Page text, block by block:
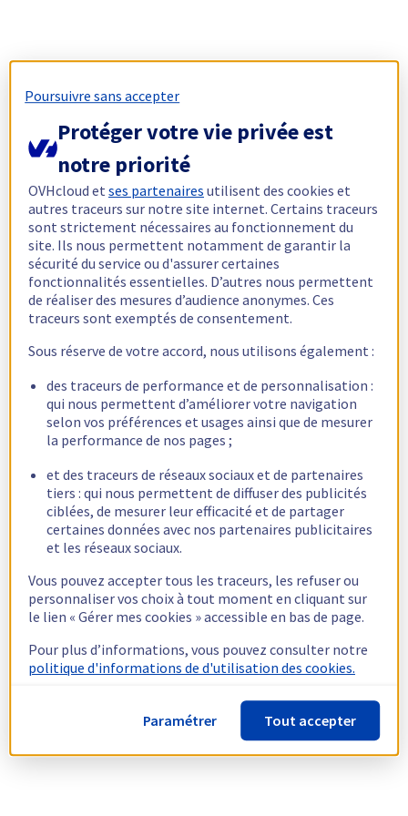
Poursuivre sans accepter
Protéger votre vie privée est
notre priorité
OVHcloud etses partenaires utilisent des cookies et
autres traceurs sur notre site internet. Certains traceurs
sont strictement nécessaires au fonctionnement du
site. Ils nous permettent notamment de garantir la
sécurité du service ou d'assurer certaines
fonctionnalités essentielles. D’autres nous permettent
de réaliser des mesures d’audience anonymes. Ces
traceurs sont exemptés de consentement.
Sous réserve de votre accord, nous utilisons également :
des traceurs de performance et de personnalisation :
qui nous permettent d’améliorer votre navigation
selon vos préférences et usages ainsi que de mesurer
la performance de nos pages ;
et des traceurs de réseaux sociaux et de partenaires
tiers : qui nous permettent de diffuser des publicités
ciblées, de mesurer leur efficacité et de partager
certaines données avec nos partenaires publicitaires
et les réseaux sociaux.
Vous pouvez accepter tous les traceurs, les refuser ou
personnaliser vos choix à tout moment en cliquant sur
le lien « Gérer mes cookies » accessible en bas de page.
Pour plus d’informations, vous pouvez consulter notre
politique d'informations de d'utilisation des cookies.
Paramétrer Tout accepter